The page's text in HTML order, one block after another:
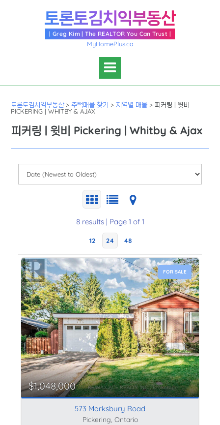
토론토김치익부동산
| Greg Kim | The REALTOR You Can Trust |
MyHomePlus.ca
토론토김치익부동산 > 주택매물 찾기 > 지역별 매물 > 피커링 | 윗비
PICKERING | WHITBY & AJAX
피커링 | 윗비 Pickering | Whitby & Ajax
8 results | Page 1 of 1
12 24 48
FOR SALE
$1,048,000
573 Marksbury Road
Pickering, Ontario